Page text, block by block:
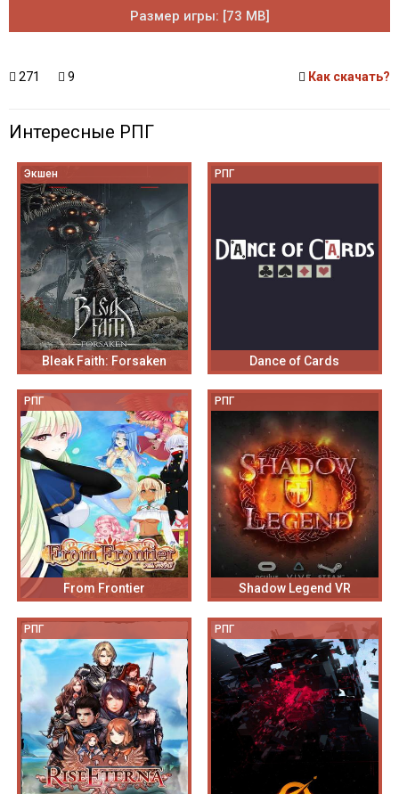
Размер игры: [73 MB]
271 9 Как скачать?
Интересные РПГ
Экшен
Bleak Faith: Forsaken
РПГ
Dance of Cards
РПГ
From Frontier
РПГ
Shadow Legend VR
РПГ РПГ